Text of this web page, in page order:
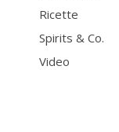
Ricette
Spirits & Co.
Video